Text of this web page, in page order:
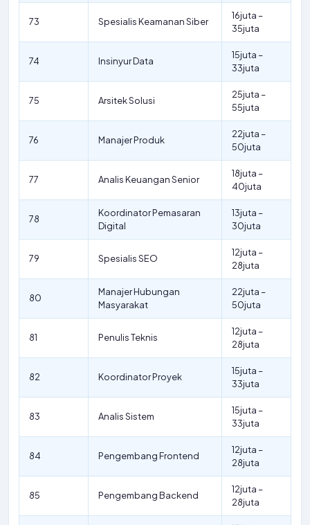
73 Spesialis Keamanan Siber
16juta –
35juta
74 Insinyur Data
15juta –
33juta
75 Arsitek Solusi
25juta –
55juta
76 Manajer Produk
22juta –
50juta
77 Analis Keuangan Senior
18juta –
40juta
78
Koordinator Pemasaran
Digital
13juta –
30juta
79 Spesialis SEO
12juta –
28juta
80
Manajer Hubungan
Masyarakat
22juta –
50juta
81 Penulis Teknis
12juta –
28juta
82 Koordinator Proyek
15juta –
33juta
83 Analis Sistem
15juta –
33juta
84 Pengembang Frontend
12juta –
28juta
85 Pengembang Backend
12juta –
28juta